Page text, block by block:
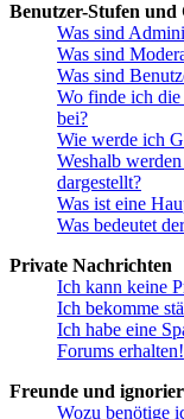
Benutzer-Stufen und
Was sind
Was sind
Was sind
Wo finde ich
bei?
Wie werde ich
Weshalb
dargestellt?
Was ist eine
Was bedeutet
Private Nachrichten
Ich kann keine
Ich bekomme
Ich habe eine
Forums erhalten!
Freunde und
Wozu benötige